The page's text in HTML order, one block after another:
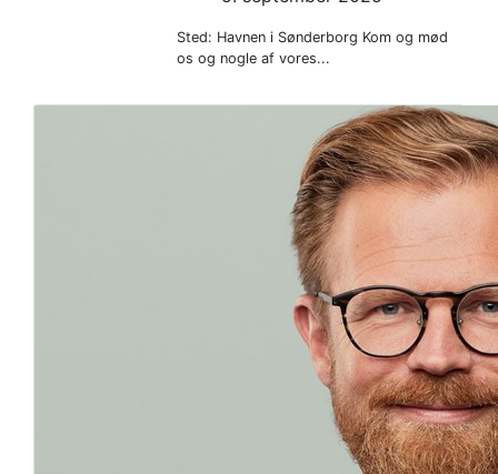
Sted: Havnen i Sønderborg Kom og mød
os og nogle af vores...